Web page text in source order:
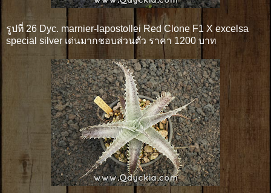
รูปที่ 26 Dyc. marnier-lapostollei Red Clone F1 X excelsa
special silver เด่นมากชอบส่วนตัว ราคา 1200 บาท